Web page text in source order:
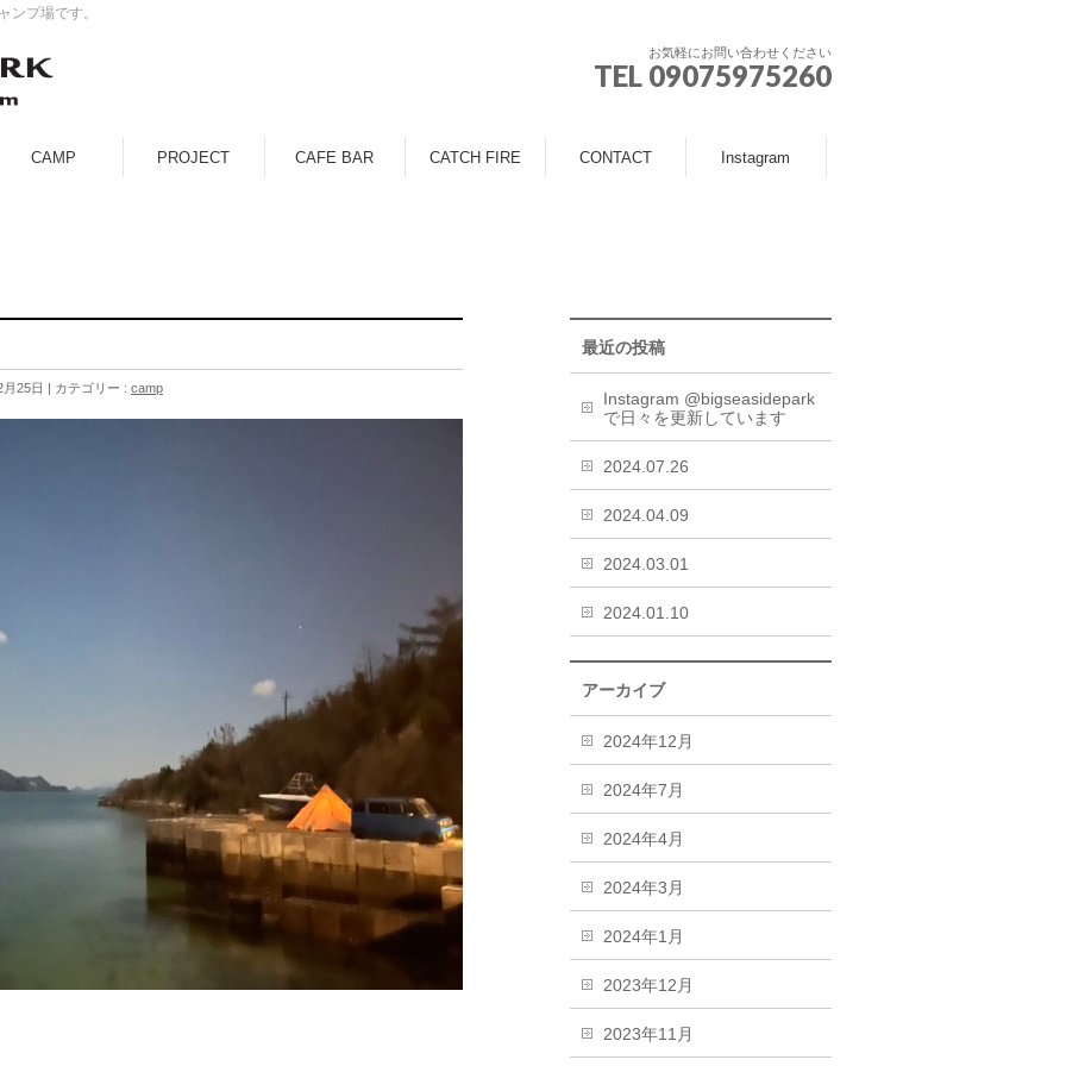
ンプ場です。
お気軽にお問い合わせください
TEL 09075975260
CAMP PROJECT CAFE BAR CATCH FIRE CONTACT Instagram
25日 カテゴリー : camp
最近の投稿
Instagram @bigseasidepark
で日々を更新しています
2024.07.26
2024.04.09
2024.03.01
2024.01.10
アーカイブ
2024年12月
2024年7月
2024年4月
2024年3月
2024年1月
2023年12月
2023年11月